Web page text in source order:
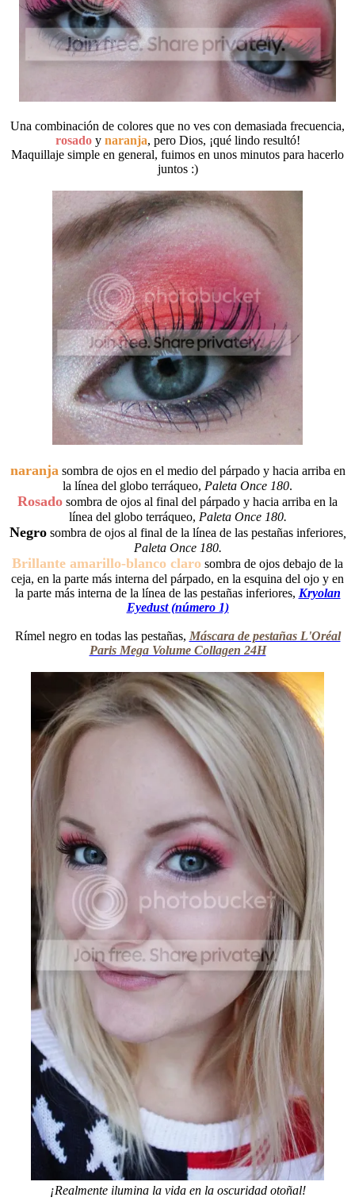
Una combinación de colores que no ves con demasiada frecuencia,
rosadoy naranja, pero Dios, ¡qué lindo resultó!
Maquillaje simple en general, fuimos en unos minutos para hacerlo
juntos :)
naranja sombra de ojos en el medio del párpado y hacia arriba en
la línea del globo terráqueo, Paleta Once 180.
Rosado sombra de ojos al final del párpado y hacia arriba en la
línea del globo terráqueo, Paleta Once 180.
Negrosombra de ojos al final de la línea de las pestañas inferiores,
Paleta Once 180.
Brillante amarillo-blanco claro sombra de ojos debajo de la
ceja, en la parte más interna del párpado, en la esquina del ojo y en
la parte más interna de la línea de las pestañas inferiores, Kryolan
Eyedust (número 1)
Rímel negro en todas las pestañas, Máscara de pestañas L'Oréal
Paris Mega Volume Collagen 24H
¡Realmente ilumina la vida en la oscuridad otoñal!